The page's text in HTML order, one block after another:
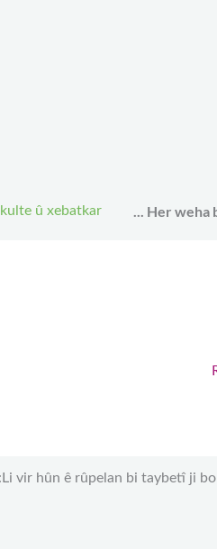
Her weha
û xebatkar
Li vir hûn ê rûpelan bi taybetî ji